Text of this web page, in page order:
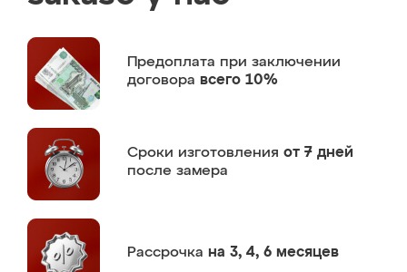
Предоплата при заключении
договора всего 10%
Сроки изготовления от 7 дней
после замера
Рассрочка на 3, 4, 6 месяцев